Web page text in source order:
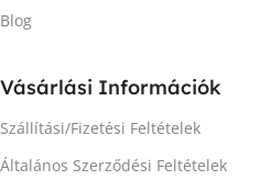
Blog
Vásárlási Információk
Szállítási/Fizetési Feltételek
Általános Szerződési Feltételek